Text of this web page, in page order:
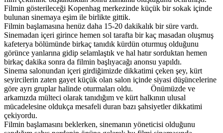
Filmin gösterileceği Kopenhag merkezinde küçük bir sokak içinde
bulunan sinemaya eşim ile birlikte gittik.
Filmin başlamasına henüz daha 15-20 dakikalık bir süre vardı.
Sinemadan içeri girince hemen sol tarafta bir kaç masadan oluşmuş
kafeterya bölümünde birkaç tanıdık kürdün oturmuş olduğunu
görünce yanlarına gidip selamlaştık ve hal hatır sorduktan hemen
birkaç dakika sonra da filmin başlıyacağı anonsu yapıldı.
Sinema salonundan içeri girdiğimizde dikkatimi çeken şey, kürt
seyircilerin zaten gayet küçük olan salon içinde siyasi düşüncelerine
göre ayrı gruplar halinde oturmaları oldu. Önümüzde ve
arkamızda mülteci olarak tanıdığım ve kürt halkının ulusal
mücadelesine oldukça mesafeli duran bazı şahsiyetler dikkatimi
çekiyordu.
Filmin başlamasını beklerken, sinemanın yöneticisi olduğunu